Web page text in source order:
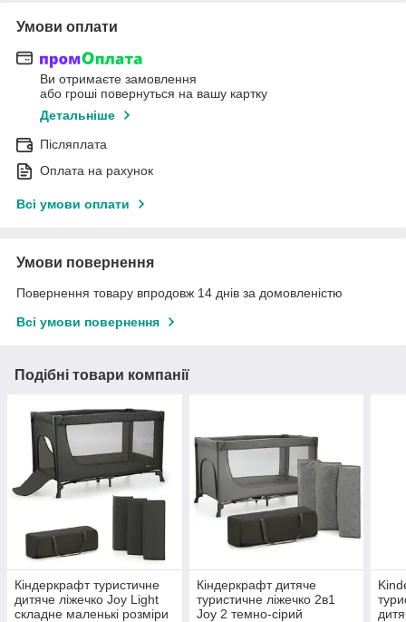
Умови оплати
Ви отримаєте замовлення
або гроші повернуться на вашу картку
Детальніше
Післяплата
Оплата на рахунок
Всі умови оплати
Умови повернення
Повернення товару впродовж 14 днів за домовленістю
Всі умови повернення
Подібні товари компанії
Кіндеркрафт туристичне
дитяче ліжечко Joy Light
складне маленькі розміри
Кіндеркрафт дитяче
туристичне ліжечко 2в1
Joy 2 темно-сірий